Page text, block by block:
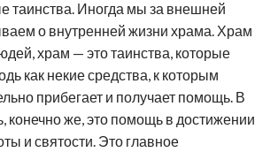
таинства. Иногда мы за внешней
о внутренней жизни храма. Храм
храм — это таинства, которые
как некие средства, к которым
прибегает и получает помощь. В
конечно же, это помощь в достижении
и святости. Это главное